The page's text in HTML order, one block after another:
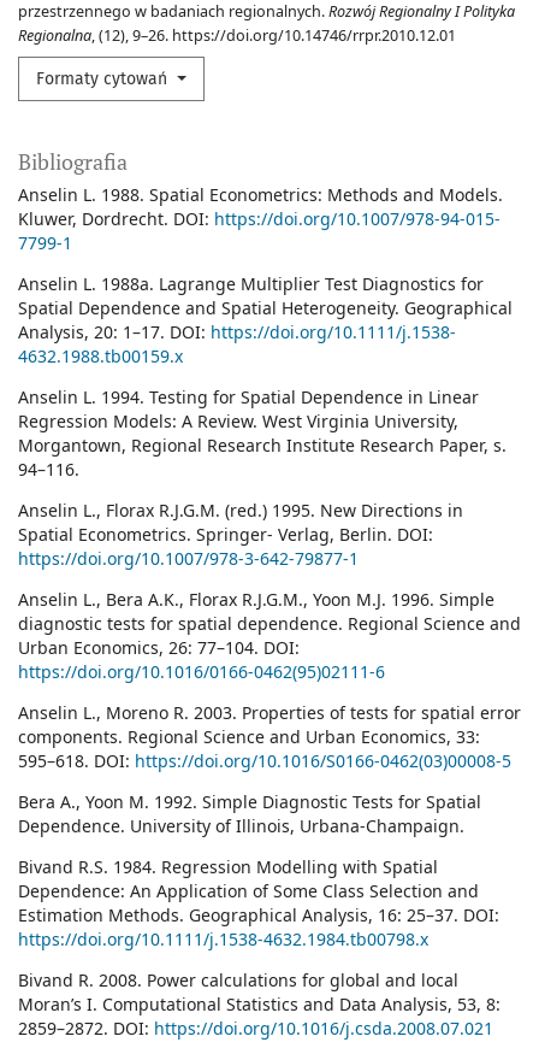
przestrzennego w badaniach regionalnych.Rozwój Regionalny I Polityka
Regionalna, (12), 9–26. https://doi.org/10.14746/rrpr.2010.12.01
Formaty cytowań
Bibliografia
Anselin L. 1988. Spatial Econometrics: Methods and Models.
Kluwer, Dordrecht. DOI: https://doi.org/10.1007/978-94-015-
7799-1
Anselin L. 1988a. Lagrange Multiplier Test Diagnostics for
Spatial Dependence and Spatial Heterogeneity. Geographical
Analysis, 20: 1–17. DOI: https://doi.org/10.1111/j.1538-
4632.1988.tb00159.x
Anselin L. 1994. Testing for Spatial Dependence in Linear
Regression Models: A Review. West Virginia University,
Morgantown, Regional Research Institute Research Paper, s.
94–116.
Anselin L., Florax R.J.G.M. (red.) 1995. New Directions in
Spatial Econometrics. Springer- Verlag, Berlin. DOI:
https://doi.org/10.1007/978-3-642-79877-1
Anselin L., Bera A.K., Florax R.J.G.M., Yoon M.J. 1996. Simple
diagnostic tests for spatial dependence. Regional Science and
Urban Economics, 26: 77–104. DOI:
https://doi.org/10.1016/0166-0462(95)02111-6
Anselin L., Moreno R. 2003. Properties of tests for spatial error
components. Regional Science and Urban Economics, 33:
595–618. DOI: https://doi.org/10.1016/S0166-0462(03)00008-5
Bera A., Yoon M. 1992. Simple Diagnostic Tests for Spatial
Dependence. University of Illinois, Urbana-Champaign.
Bivand R.S. 1984. Regression Modelling with Spatial
Dependence: An Application of Some Class Selection and
Estimation Methods. Geographical Analysis, 16: 25–37. DOI:
https://doi.org/10.1111/j.1538-4632.1984.tb00798.x
Bivand R. 2008. Power calculations for global and local
Moran’s I. Computational Statistics and Data Analysis, 53, 8:
2859–2872. DOI: https://doi.org/10.1016/j.csda.2008.07.021